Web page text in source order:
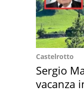
Castelrotto
Sergio
vacanza